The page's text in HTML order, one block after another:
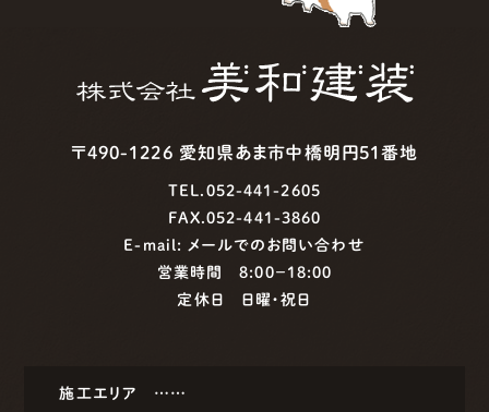
〒490-1226 愛知県あま市中橋明円51番地
TEL.052-441-2605
FAX.052-441-3860
E-mail: メールでのお問い合わせ
営業時間 8:00−18:00
定休日 日曜・祝日
施工エリア ……